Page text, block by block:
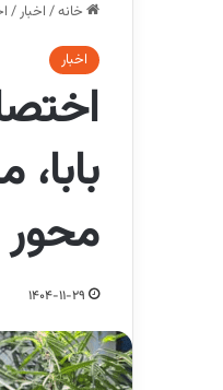
خانه/ اخبار/
اخبار
محور و
1404-11-29